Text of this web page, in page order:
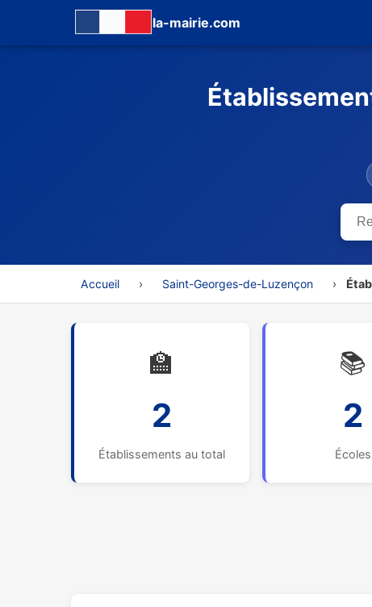
la-mairie.com
Accueil › Saint-Georges-de-Luzençon ›
🏫
2
Établissements au total
📚
2
Écoles